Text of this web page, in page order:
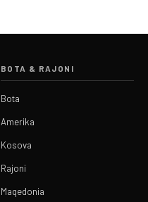
BOTA & RAJONI
Bota
Amerika
Kosova
Rajoni
Maqedonia